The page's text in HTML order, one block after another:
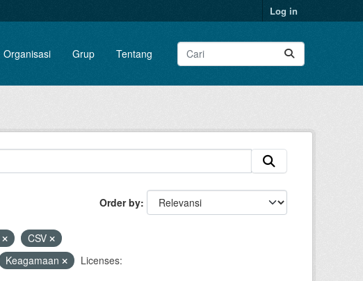
Log in
Organisasi Grup Tentang
Order by
CSV
Keagamaan
Licenses: